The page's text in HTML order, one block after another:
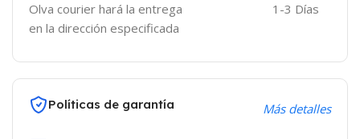
Olva courier hará la entrega
en la dirección especificada
1-3 Días
Políticas de garantía Más detalles